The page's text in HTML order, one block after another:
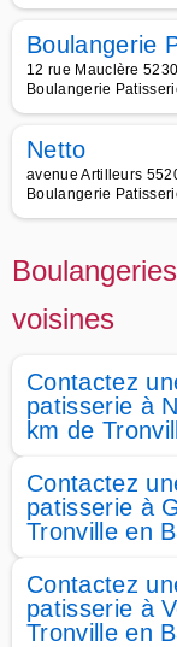
Boulangerie
12 rue Mauclère
Boulangerie
Netto
avenue Artilleurs
Boulangerie
voisines
Contactez
patisserie à
km de
Contactez
patisserie à
Tronville en
Contactez
patisserie à
Tronville en